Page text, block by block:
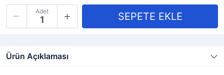
Adet
Ürün Açıklaması